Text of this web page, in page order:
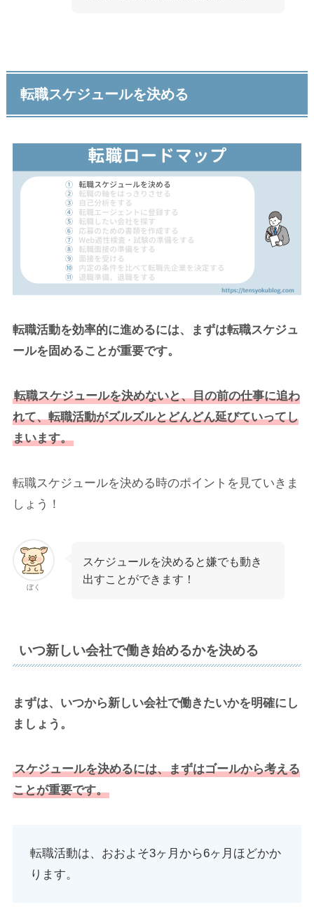
転職スケジュールを決める
転職活動を効率的に進めるには、まずは転職スケジュ
ールを固めることが重要です。
転職スケジュールを決めないと、目の前の仕事に追わ
れて、転職活動がズルズルとどんどん延びていってし
まいます。
転職スケジュールを決める時のポイントを見ていきま
しょう！
ぼく
スケジュールを決めると嫌でも動き
出すことができます！
いつ新しい会社で働き始めるかを決める
まずは、いつから新しい会社で働きたいかを明確にし
ましょう。
スケジュールを決めるには、まずはゴールから考える
ことが重要です。
転職活動は、おおよそ3ヶ月から6ヶ月ほどかか
ります。